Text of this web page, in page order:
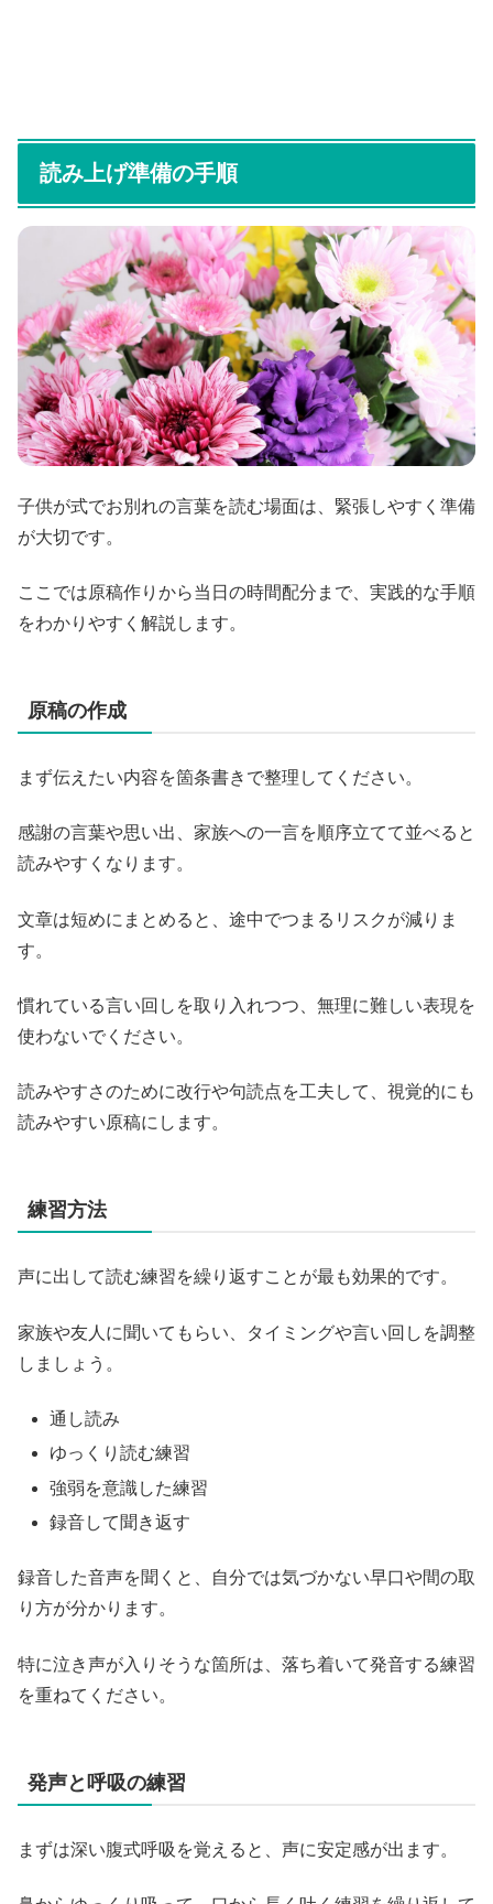
読み上げ準備の手順
子供が式でお別れの言葉を読む場面は、緊張しやすく準備
が大切です。
ここでは原稿作りから当日の時間配分まで、実践的な手順
をわかりやすく解説します。
原稿の作成
まず伝えたい内容を箇条書きで整理してください。
感謝の言葉や思い出、家族への一言を順序立てて並べると
読みやすくなります。
文章は短めにまとめると、途中でつまるリスクが減りま
す。
慣れている言い回しを取り入れつつ、無理に難しい表現を
使わないでください。
読みやすさのために改行や句読点を工夫して、視覚的にも
読みやすい原稿にします。
練習方法
声に出して読む練習を繰り返すことが最も効果的です。
家族や友人に聞いてもらい、タイミングや言い回しを調整
しましょう。
通し読み
ゆっくり読む練習
強弱を意識した練習
録音して聞き返す
録音した音声を聞くと、自分では気づかない早口や間の取
り方が分かります。
特に泣き声が入りそうな箇所は、落ち着いて発音する練習
を重ねてください。
発声と呼吸の練習
まずは深い腹式呼吸を覚えると、声に安定感が出ます。